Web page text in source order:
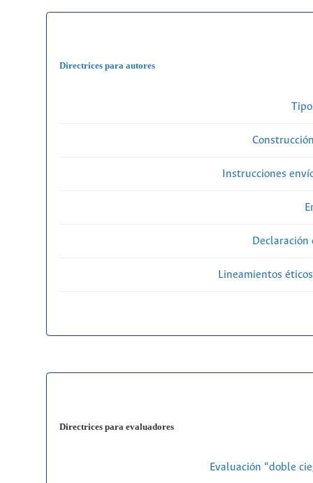
Directrices para autores
Instrucciones
Lineamientos
Directrices para evaluadores
Evaluación “doble